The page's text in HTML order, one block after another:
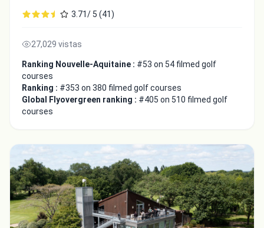
3.71/ 5 (41)
27,029 vistas
Ranking Nouvelle-Aquitaine : #53 on 54 filmed golf
courses
Ranking : #353 on 380 filmed golf courses
Global Flyovergreen ranking : #405 on 510 filmed golf
courses